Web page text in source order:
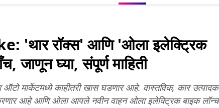
'थार रॉक्स' आणि 'ओला इलेक्ट्रिक
जाणून घ्या, संपूर्ण माहिती
मार्केटमध्ये काहीतरी खास घडणार आहे. वास्तविक, कार उत्पादक
आहे आणि ओला आपले नवीन वाहन ओला इलेक्ट्रिक बाइक लॉन्च